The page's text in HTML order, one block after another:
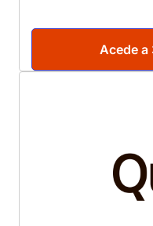
Acede a